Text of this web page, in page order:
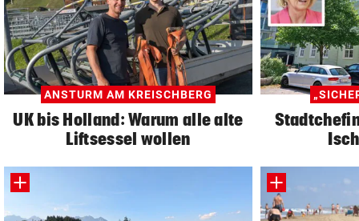
ANSTURM AM KREISCHBERG
UK bis Holland: Warum alle alte
Liftsessel wollen